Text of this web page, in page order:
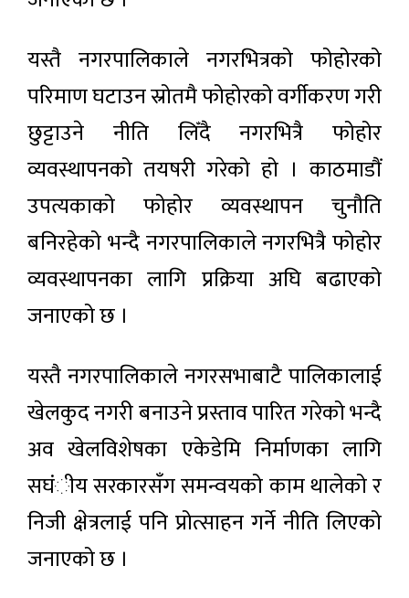
यस्तै नगरपालिकाले नगरभित्रको फोहोरको
परिमाण घटाउन स्रोतमै फोहोरको वर्गीकरण गरी
छुट्टाउने नीति लिँदै नगरभित्रै फोहोर
व्यवस्थापनको तयषरी गरेको हो । काठमाडौं
उपत्यकाको फोहोर व्यवस्थापन चुनौति
बनिरहेको भन्दै नगरपालिकाले नगरभित्रै फोहोर
व्यवस्थापनका लागि प्रक्रिया अघि बढाएको
जनाएको छ ।
यस्तै नगरपालिकाले नगरसभाबाटै पालिकालाई
खेलकुद नगरी बनाउने प्रस्ताव पारित गरेको भन्दै
अव खेलविशेषका एकेडेमि निर्माणका लागि
सघंीय सरकारसँग समन्वयको काम थालेको र
निजी क्षेत्रलाई पनि प्रोत्साहन गर्ने नीति लिएको
जनाएको छ ।